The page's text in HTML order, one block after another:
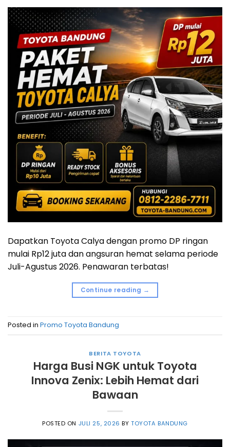
Dapatkan Toyota Calya dengan promo DP ringan
mulai Rp12 juta dan angsuran hemat selama periode
Juli-Agustus 2026. Penawaran terbatas!
Continue reading →
Posted in Promo Toyota Bandung
BERITA TOYOTA
Harga Busi NGK untuk Toyota
Innova Zenix: Lebih Hemat dari
Bawaan
POSTED ON JULI 25, 2026 BYTOYOTA BANDUNG